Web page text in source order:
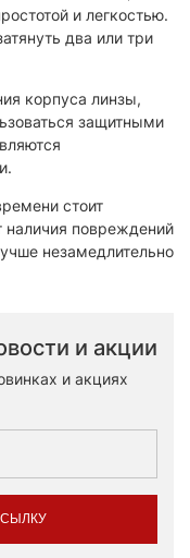
и легкостью.
два или три
корпуса линзы,
защитными
стоит
наличия повреждений
незамедлительно
и акции
и акциях